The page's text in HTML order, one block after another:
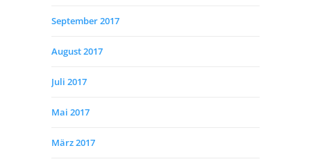
September 2017
August 2017
Juli 2017
Mai 2017
März 2017